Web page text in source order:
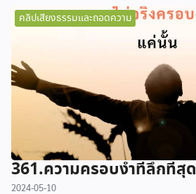
คลิปเสียงธรรมและถอดความ
361.ความครอบงำที่ลึกที่สุด
2024-05-10